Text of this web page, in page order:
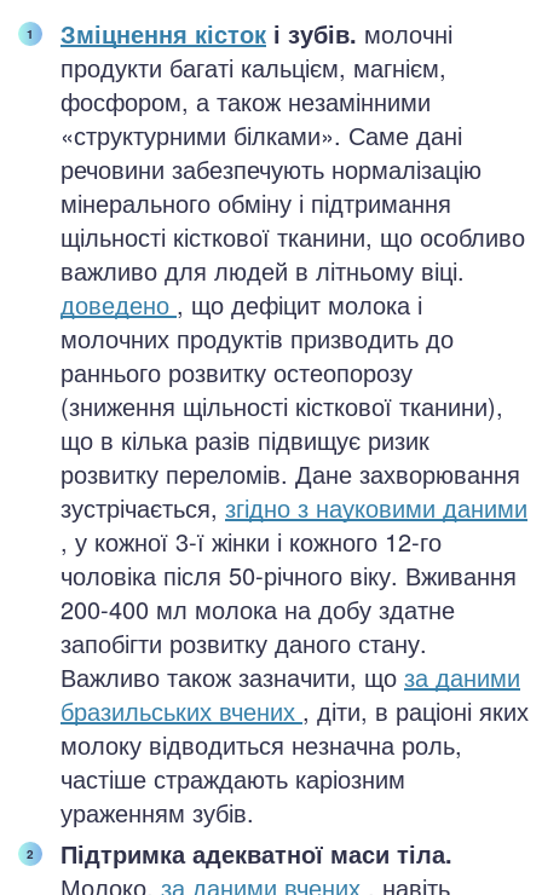
Зміцнення кісток і зубів. молочні
продукти багаті кальцієм, магнієм,
фосфором, а також незамінними
«структурними білками». Саме дані
речовини забезпечують нормалізацію
мінерального обміну і підтримання
щільності кісткової тканини, що особливо
важливо для людей в літньому віці.
доведено , що дефіцит молока і
молочних продуктів призводить до
раннього розвитку остеопорозу
(зниження щільності кісткової тканини),
що в кілька разів підвищує ризик
розвитку переломів. Дане захворювання
зустрічається, згідно з науковими даними
, у кожної 3-ї жінки і кожного 12-го
чоловіка після 50-річного віку. Вживання
200-400 мл молока на добу здатне
запобігти розвитку даного стану.
Важливо також зазначити, що за даними
бразильських вчених , діти, в раціоні яких
молоку відводиться незначна роль,
частіше страждають каріозним
ураженням зубів.
Підтримка адекватної маси тіла.
Молоко, за даними вчених , навіть